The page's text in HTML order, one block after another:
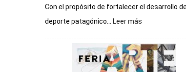
Con el propósito de fortalecer el desarrollo del
deporte patagónico...
Leer más
sede
del